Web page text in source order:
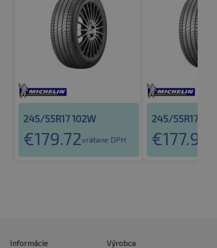
245/55R17 102W
€179.72vrátane DPH
245/55R17
€177.96
Informácie
Výrobca